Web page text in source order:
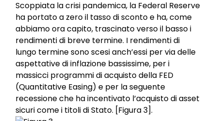
Scoppiata la crisi pandemica, la Federal Reserve
ha portato a zero il tasso di sconto e ha, come
abbiamo ora capito, trascinato verso il basso i
rendimenti di breve termine. I rendimenti di
lungo termine sono scesi anch’essi per via delle
aspettative di inflazione bassissime, per i
massicci programmi di acquisto della FED
(Quantitative Easing) e per la seguente
recessione che ha incentivato l’acquisto di asset
sicuri come i titoli di Stato. [Figura 3].